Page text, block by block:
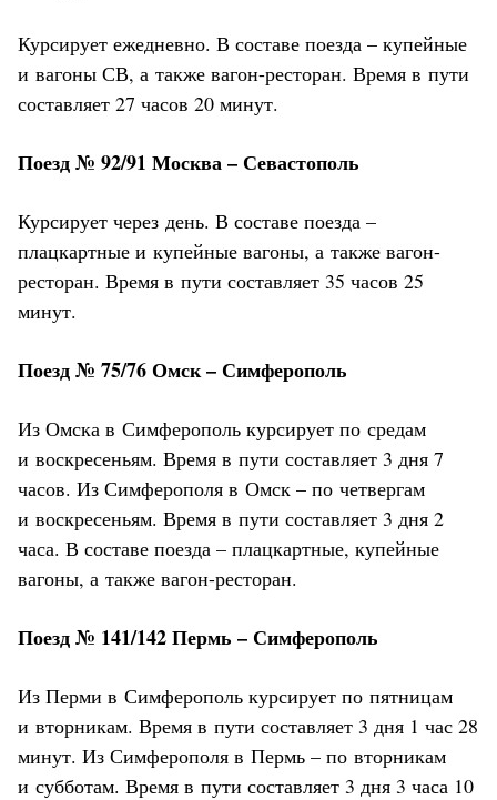
Курсирует ежедневно. В составе поезда – купейные
и вагоны СВ, а также вагон-ресторан. Время в пути
составляет 27 часов 20 минут.
Поезд № 92/91 Москва – Севастополь
Курсирует через день. В составе поезда –
плацкартные и купейные вагоны, а также вагон-
ресторан. Время в пути составляет 35 часов 25
минут.
Поезд № 75/76 Омск – Симферополь
Из Омска в Симферополь курсирует по средам
и воскресеньям. Время в пути составляет 3 дня 7
часов. Из Симферополя в Омск – по четвергам
и воскресеньям. Время в пути составляет 3 дня 2
часа. В составе поезда – плацкартные, купейные
вагоны, а также вагон-ресторан.
Поезд № 141/142 Пермь – Симферополь
Из Перми в Симферополь курсирует по пятницам
и вторникам. Время в пути составляет 3 дня 1 час 28
минут. Из Симферополя в Пермь – по вторникам
и субботам. Время в пути составляет 3 дня 3 часа 10